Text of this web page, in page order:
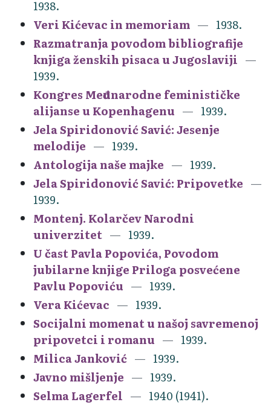
1938.
Veri Kićevac in memoriam
1938.
Razmatranja povodom bibliografije
knjiga ženskih pisaca u Jugoslaviji
1939.
Kongres Međunarodne feminističke
alijanse u Kopenhagenu
1939.
Jela Spiridonović Savić: Jesenje
melodije
1939.
Antologija naše majke
1939.
Jela Spiridonović Savić: Pripovetke
1939.
Montenj. Kolarčev Narodni
univerzitet
1939.
U čast Pavla Popovića, Povodom
jubilarne knjige Priloga posvećene
Pavlu Popoviću
1939.
Vera Kićevac
1939.
Socijalni momenat u našoj savremenoj
pripovetci i romanu
1939.
Milica Janković
1939.
Javno mišljenje
1939.
Selma Lagerfel
1940 (1941).